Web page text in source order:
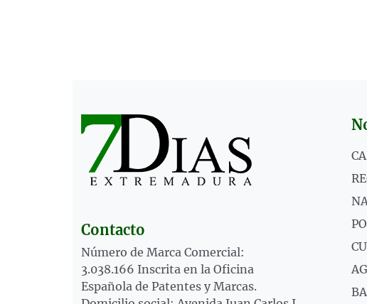
Contacto
Número de Marca Comercial:
3.038.166 Inscrita en la Oficina
Española de Patentes y Marcas.